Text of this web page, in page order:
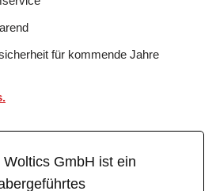
für kommende Jahre
Woltics GmbH ist ein